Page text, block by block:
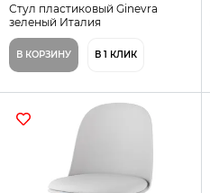
Стул пластиковый Ginevra
зеленый Италия
В КОРЗИНУ В 1 КЛИК